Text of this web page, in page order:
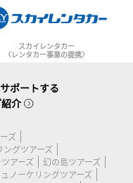
スカイレンタカー
〈レンタカー事業の提携〉
ポートする
介
ズ
グツアーズ
アーズ
幻の島ツアーズ
ノーケリングツアーズ